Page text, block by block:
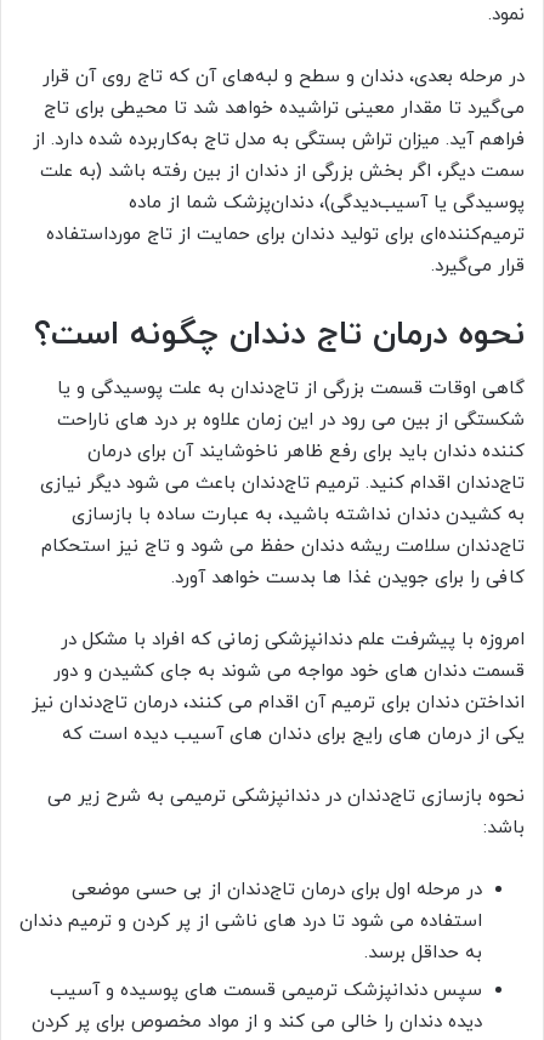
نمود.
در مرحله بعدی، دندان و سطح و لبه‌های آن که تاج روی آن قرار
می‌گیرد تا مقدار معینی تراشیده خواهد شد تا محیطی برای تاج
فراهم آید. میزان تراش بستگی به مدل تاج به‌کاربرده شده دارد. از
سمت دیگر، اگر بخش بزرگی از دندان از بین رفته باشد (به علت
پوسیدگی یا آسیب‌دیدگی)، دندان‌پزشک شما از ماده
ترمیم‌کننده‌ای برای تولید دندان برای حمایت از تاج مورداستفاده
قرار می‌گیرد.
نحوه درمان تاج دندان چگونه است؟
گاهی اوقات قسمت بزرگی از تاج‌دندان به علت پوسیدگی و یا
شکستگی از بین می رود در این زمان علاوه بر درد های ناراحت
کننده دندان باید برای رفع ظاهر ناخوشایند آن برای درمان
تاج‌دندان اقدام کنید. ترمیم تاج‌دندان باعث می شود دیگر نیازی
به کشیدن دندان نداشته باشید، به عبارت ساده با بازسازی
تاج‌دندان سلامت ریشه دندان حفظ می شود و تاج نیز استحکام
کافی را برای جویدن غذا ها بدست خواهد آورد.
امروزه با پیشرفت علم دندانپزشکی زمانی که افراد با مشکل در
قسمت دندان های خود مواجه می شوند به جای کشیدن و دور
انداختن دندان برای ترمیم آن اقدام می کنند، درمان تاج‌دندان نیز
یکی از درمان های رایج برای دندان های آسیب دیده است که
نحوه بازسازی تاج‌دندان در دندانپزشکی ترمیمی به شرح زیر می
باشد:
در مرحله اول برای درمان تاج‌دندان از بی حسی موضعی
استفاده می شود تا درد های ناشی از پر کردن و ترمیم دندان
به حداقل برسد.
سپس دندانپزشک‌ ترمیمی قسمت های پوسیده و آسیب
دیده دندان را خالی می کند و از مواد مخصوص برای پر کردن